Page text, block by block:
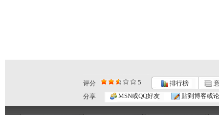
评分 5 排行榜
分享
MSN或QQ好友 贴到博客或